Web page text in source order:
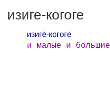
изиге-когоге
изиге́-когоге́
и малые и